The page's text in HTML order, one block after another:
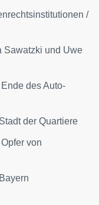
/
Sawatzki und Uwe
des Auto-
der Quartiere
von